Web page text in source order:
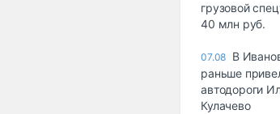
грузовой
40 млн руб.
07.08 В
раньше
автодороги
Кулачево